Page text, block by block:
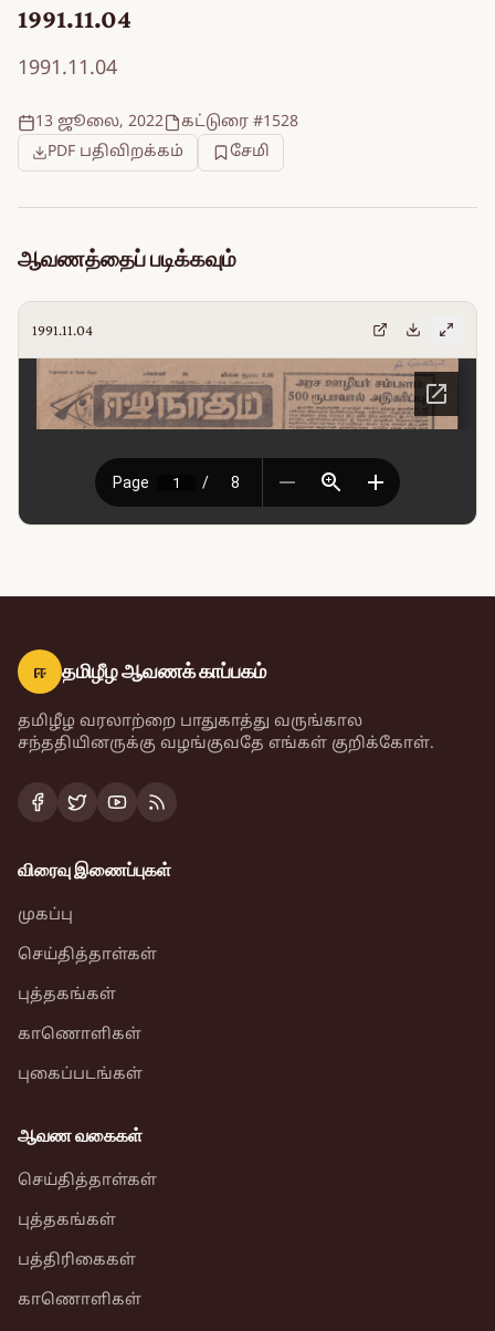
1991.11.04
1991.11.04
13 ஜூலை, 2022
கட்டுரை #1528
PDF பதிவிறக்கம்
சேமி
ஆவணத்தைப் படிக்கவும்
1991.11.04
ஈ தமிழீழ ஆவணக் காப்பகம்
தமிழீழ வரலாற்றை பாதுகாத்து வருங்கால
சந்ததியினருக்கு வழங்குவதே எங்கள் குறிக்கோள்.
விரைவு இணைப்புகள்
முகப்பு
செய்தித்தாள்கள்
புத்தகங்கள்
காணொளிகள்
புகைப்படங்கள்
ஆவண வகைகள்
செய்தித்தாள்கள்
புத்தகங்கள்
பத்திரிகைகள்
காணொளிகள்